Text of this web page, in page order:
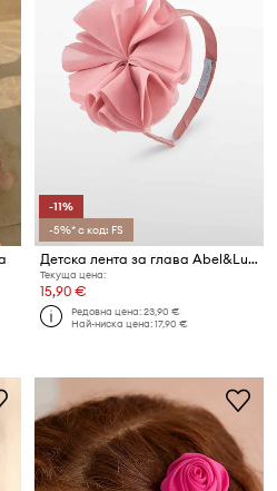
-11%
-5%* с код: FS
Детска лента за глава Abel&Lula
Текуща цена:
15,90 €
Редовна цена:23,90 €
Най-ниска цена:17,90 €